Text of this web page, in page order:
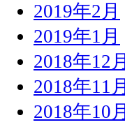
2019年2月
2019年1月
2018年12月
2018年11月
2018年10月